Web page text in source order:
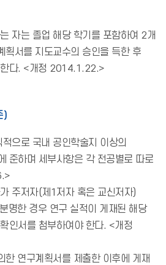
자는 졸업 해당 학기를 포함하여 2개
획서를 지도교수의 승인을 득한 후
한다. <개정 2014.1.22.>
)
으로 국내 공인학술지 이상의
준하며 세부사항은 각 전공별로 따로
주저자(제1저자 혹은 교신저자)
명한 경우 연구 실적이 게재된 해당
인서를 첨부하여야 한다. <개정
연구계획서를 제출한 이후에 게재